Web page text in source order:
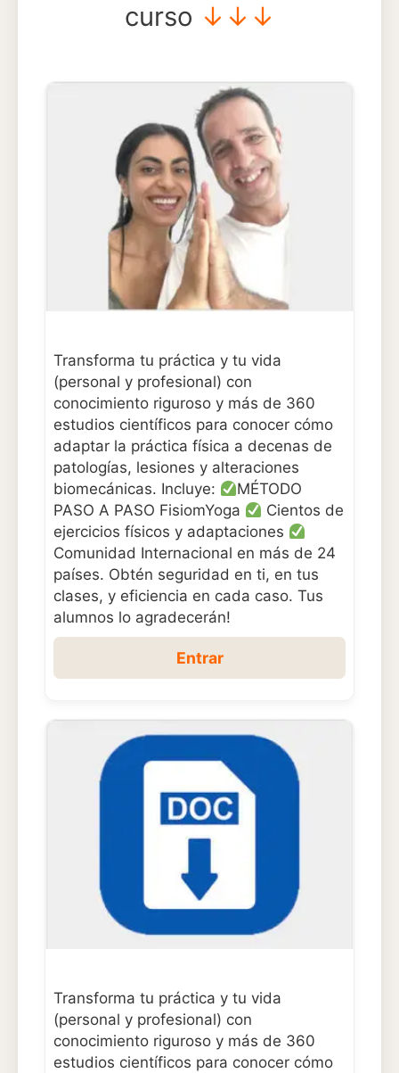
curso ↓↓↓
Transforma tu práctica y tu vida
(personal y profesional) con
conocimiento riguroso y más de 360
estudios científicos para conocer cómo
adaptar la práctica física a decenas de
patologías, lesiones y alteraciones
biomecánicas. Incluye:
MÉTODO
PASO A PASO FisiomYoga
Cientos de
ejercicios físicos y adaptaciones
Comunidad Internacional en más de 24
países. Obtén seguridad en ti, en tus
clases, y eficiencia en cada caso. Tus
alumnos lo agradecerán!
Entrar
Transforma tu práctica y tu vida
(personal y profesional) con
conocimiento riguroso y más de 360
estudios científicos para conocer cómo